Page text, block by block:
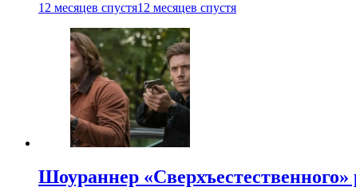
12 месяцев спустя12 месяцев спустя
Шоураннер «Сверхъестественного»